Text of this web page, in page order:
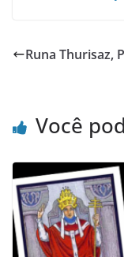
Runa Thurisaz,
Você